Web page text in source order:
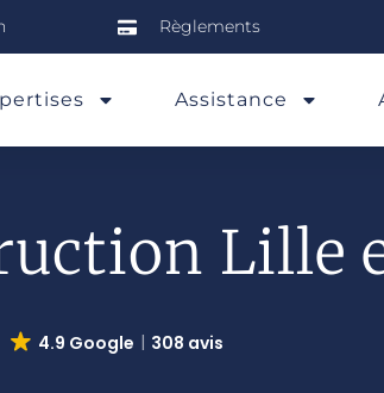
Règlements
Assistance
Lille
4.9 Google 308 avis